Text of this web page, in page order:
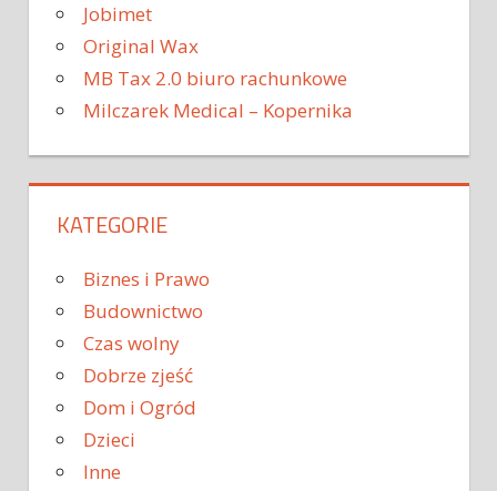
Jobimet
Original Wax
MB Tax 2.0 biuro rachunkowe
Milczarek Medical – Kopernika
KATEGORIE
Biznes i Prawo
Budownictwo
Czas wolny
Dobrze zjeść
Dom i Ogród
Dzieci
Inne